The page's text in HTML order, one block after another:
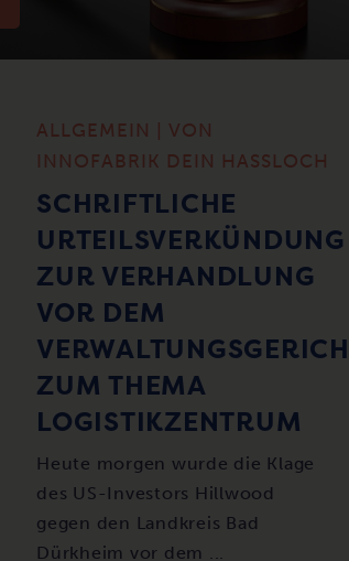
ALLGEMEIN | VON
INNOFABRIK DEIN HASSLOCH
SCHRIFTLICHE
URTEILSVERKÜNDUNG
ZUR VERHANDLUNG
VOR DEM
ZUM THEMA
LOGISTIKZENTRUM
Heute morgen wurde die Klage
des US-Investors Hillwood
gegen den Landkreis Bad
Dürkheim vor dem ...